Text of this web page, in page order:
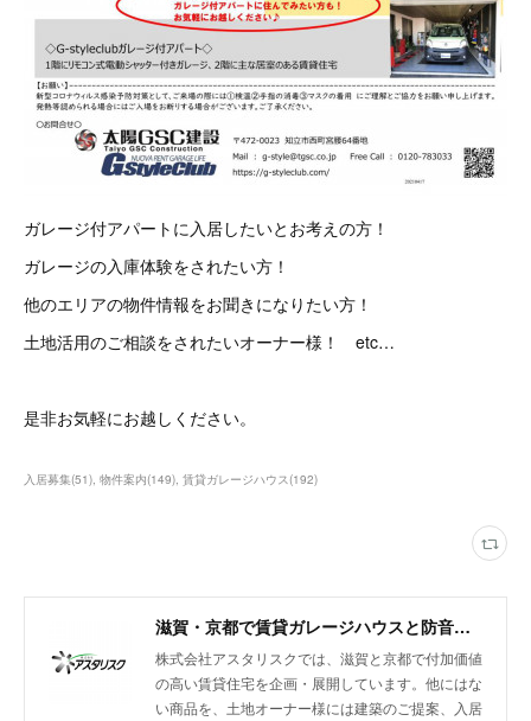
ガレージ付アパートに入居したいとお考えの方！
ガレージの入庫体験をされたい方！
他のエリアの物件情報をお聞きになりたい方！
土地活用のご相談をされたいオーナー様！ etc…
是非お気軽にお越しください。
入居募集(51) 物件案内(149) 賃貸ガレージハウス(192)
滋賀・京都で賃貸ガレージハウスと防音室付きアパートを展開
株式会社アスタリスクでは、滋賀と京都で付加価値
の高い賃貸住宅を企画・展開しています。他にはな
い商品を、土地オーナー様には建築のご提案、入居